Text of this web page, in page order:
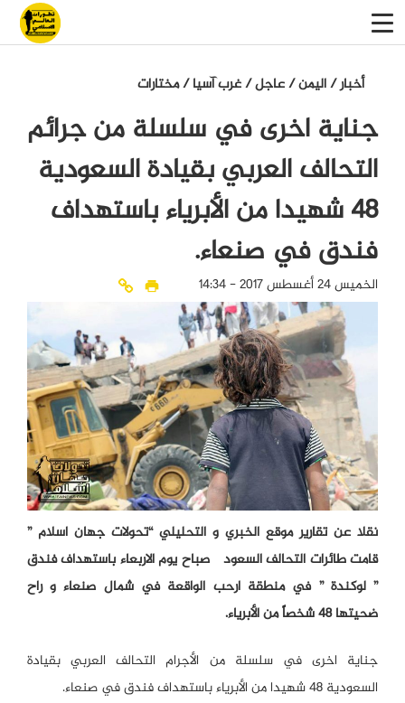
أخبار/اليمن/عاجل/غرب آسيا/مختارات
جناية اخرى في سلسلة من جرائم
التحالف العربي بقيادة السعودية
48 شهيدا من اﻷبرياء باستهداف
فندق في صنعاء.
الخميس 24 أغسطس 2017 - 14:34
نقلا عن تقاریر موقع الخبري و التحلیلي “تحولات جهان اسلام ”
قامت طائرات التحالف السعودی صباح یوم الاربعاء باستهداف فندق
” لوکندة ” في منطقة ارحب الواقعة في شمال صنعاء و راح
ضحيتها 48 شخصاً من الأبرياء.
جناية اخرى في سلسلة من اﻷجرام التحالف العربي بقيادة
السعودية 48 شهيدا من اﻷبرياء باستهداف فندق في صنعاء.